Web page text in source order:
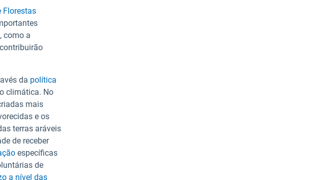
Florestas
como a
da política
climática. No
mais
e os
terras aráveis
de receber
específicas
de
a nível das